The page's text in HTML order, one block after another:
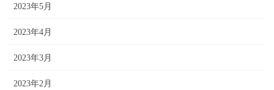
2023年5月
2023年4月
2023年3月
2023年2月